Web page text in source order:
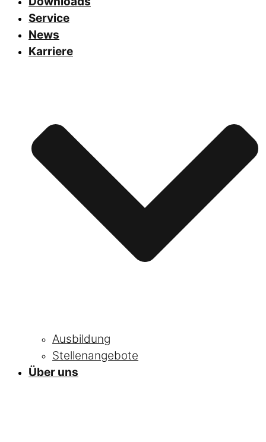
Service
News
Karriere
Ausbildung
Stellenangebote
Über uns